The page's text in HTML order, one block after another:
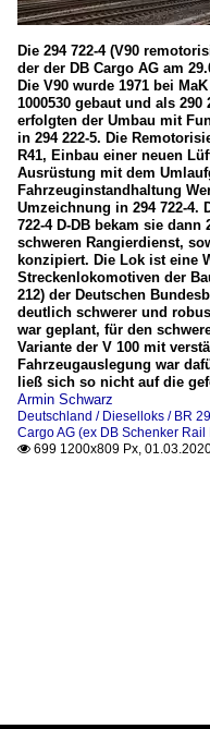
Die 294 722-4 (V90
der der DB Cargo AG am
Die V90 wurde 1971 bei
1000530 gebaut und als 290
erfolgten der Umbau mit
in 294 222-5. Die
R41, Einbau einer neuen
Ausrüstung mit dem
Fahrzeuginstandhaltung
Umzeichnung in 294 722-4.
722-4 D-DB bekam sie dann
schweren Rangierdienst,
konzipiert. Die Lok ist eine
Streckenlokomotiven der
212) der Deutschen
deutlich schwerer und
war geplant, für den
Variante der V 100 mit
Fahrzeugauslegung war
ließ sich so nicht auf die
Armin Schwarz
Deutschland / Dieselloks / BR
Cargo AG (ex DB Schenker Rail
 699 1200x809 Px,